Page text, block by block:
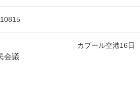
カブール空港16日
会議